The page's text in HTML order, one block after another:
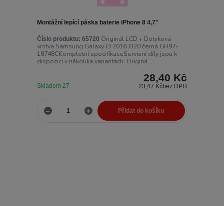
Montážní lepící páska baterie iPhone 8 4,7"
Číslo produktu: 65720 Originál LCD + Dotyková
vrstva Samsung Galaxy J3 2016 J320 černá GH97-
18748CKompletní specifikaceServisní díly jsou k
dispozici v několika variantách: Originá...
28,40 Kč
23,47 Kčbez DPH
Skladem 27
Přidat do košíku